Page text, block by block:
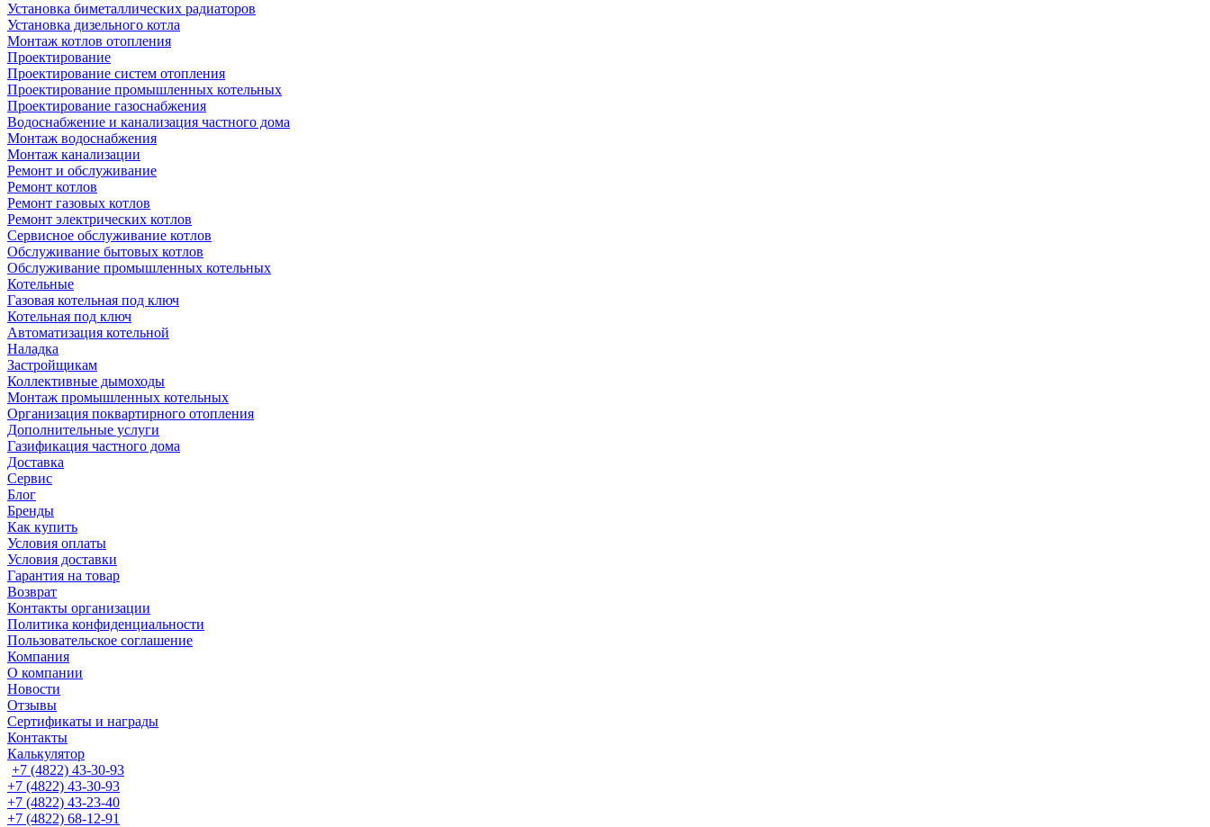
Установка биметаллических радиаторов
Установка дизельного котла
Монтаж котлов отопления
Проектирование
Проектирование систем отопления
Проектирование промышленных котельных
Проектирование газоснабжения
Водоснабжение и канализация частного дома
Монтаж водоснабжения
Монтаж канализации
Ремонт и обслуживание
Ремонт котлов
Ремонт газовых котлов
Ремонт электрических котлов
Сервисное обслуживание котлов
Обслуживание бытовых котлов
Обслуживание промышленных котельных
Котельные
Газовая котельная под ключ
Котельная под ключ
Автоматизация котельной
Наладка
Застройщикам
Коллективные дымоходы
Монтаж промышленных котельных
Организация поквартирного отопления
Дополнительные услуги
Газификация частного дома
Доставка
Сервис
Блог
Бренды
Как купить
Условия оплаты
Условия доставки
Гарантия на товар
Возврат
Контакты организации
Политика конфиденциальности
Пользовательское соглашение
Компания
О компании
Новости
Отзывы
Сертификаты и награды
Контакты
Калькулятор
+7 (4822) 43-30-93
+7 (4822) 43-30-93
+7 (4822) 43-23-40
+7 (4822) 68-12-91